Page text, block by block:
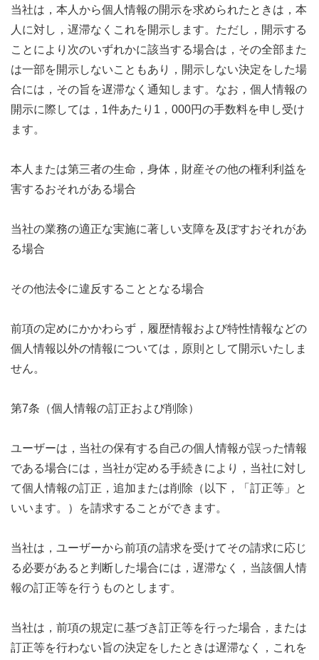
当社は，本人から個人情報の開示を求められたときは，本
人に対し，遅滞なくこれを開示します。ただし，開示する
ことにより次のいずれかに該当する場合は，その全部また
は一部を開示しないこともあり，開示しない決定をした場
合には，その旨を遅滞なく通知します。なお，個人情報の
開示に際しては，1件あたり1，000円の手数料を申し受け
ます。
本人または第三者の生命，身体，財産その他の権利利益を
害するおそれがある場合
当社の業務の適正な実施に著しい支障を及ぼすおそれがあ
る場合
その他法令に違反することとなる場合
前項の定めにかかわらず，履歴情報および特性情報などの
個人情報以外の情報については，原則として開示いたしま
せん。
第7条（個人情報の訂正および削除）
ユーザーは，当社の保有する自己の個人情報が誤った情報
である場合には，当社が定める手続きにより，当社に対し
て個人情報の訂正，追加または削除（以下，「訂正等」と
いいます。）を請求することができます。
当社は，ユーザーから前項の請求を受けてその請求に応じ
る必要があると判断した場合には，遅滞なく，当該個人情
報の訂正等を行うものとします。
当社は，前項の規定に基づき訂正等を行った場合，または
訂正等を行わない旨の決定をしたときは遅滞なく，これを